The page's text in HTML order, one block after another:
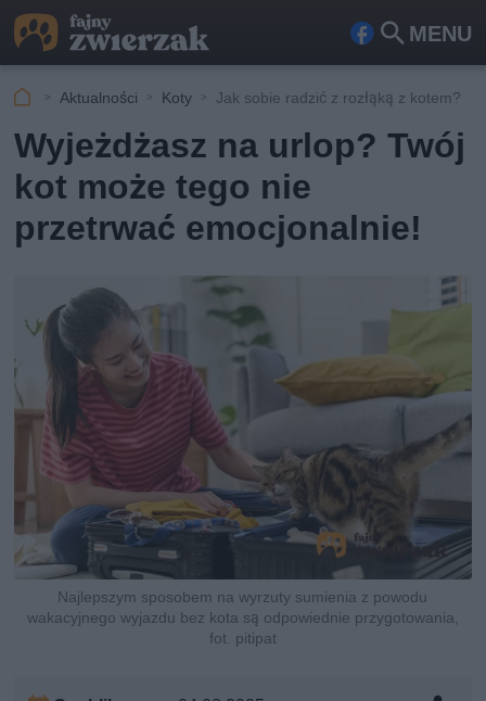
MENU
Fa
ceb
ook
Szu
kaj
Aktualności Koty Jak sobie radzić z rozłąką z kotem?
Wyjeżdżasz na urlop? Twój
kot może tego nie
przetrwać emocjonalnie!
Najlepszym sposobem na wyrzuty sumienia z powodu
wakacyjnego wyjazdu bez kota są odpowiednie przygotowania,
fot. pitipat